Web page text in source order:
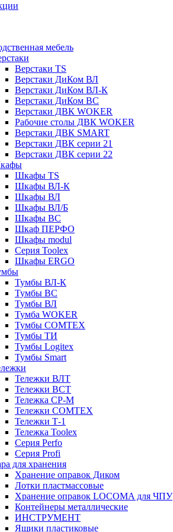
мебель
Верстаки TS
Верстаки ДиКом ВЛ
Верстаки ДиКом ВЛ-К
Верстаки ДиКом ВС
Верстаки ДВК WOKER
Рабочие столы ДВК WOKER
Верстаки ДВК SMART
Верстаки ДВК серии 21
Верстаки ДВК серии 22
Шкафы TS
Шкафы ВЛ-К
Шкафы ВЛ
Шкафы ВЛ/Б
Шкафы ВС
Шкаф ПЕРФО
Шкафы modul
Серия Toolex
Шкафы ERGO
Тумбы ВЛ-К
Тумбы ВС
Тумбы ВЛ
Тумба WOKER
Тумбы COMTEX
Тумбы ТИ
Тумбы Logitex
Тумбы Smart
Тележки ВЛТ
Тележки ВСТ
Тележка СР-М
Тележки COMTEX
Тележки Т-1
Тележка Toolex
Серия Perfo
Серия Profi
для хранения
Хранение оправок Диком
Лотки пластмассовые
Хранение оправок LOCOMA для ЧПУ
Контейнеры металлические
ИНСТРУМЕНТ
Ящики пластиковые